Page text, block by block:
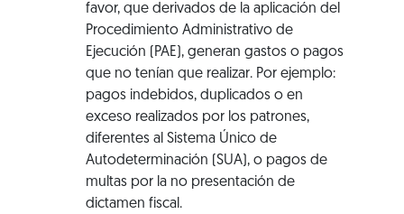
favor, que derivados de la aplicación del
Procedimiento Administrativo de
Ejecución (PAE), generan gastos o pagos
que no tenían que realizar. Por ejemplo:
pagos indebidos, duplicados o en
exceso realizados por los patrones,
diferentes al Sistema Único de
Autodeterminación (SUA), o pagos de
multas por la no presentación de
dictamen fiscal.